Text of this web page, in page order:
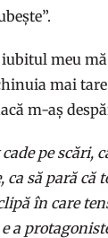
meu
mai
m-aș
pe scări,
ca să pară că
în care
e a